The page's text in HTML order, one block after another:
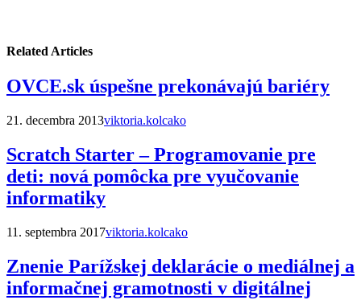
Related Articles
OVCE.sk úspešne prekonávajú bariéry
21. decembra 2013viktoria.kolcako
Scratch Starter – Programovanie pre
deti: nová pomôcka pre vyučovanie
informatiky
11. septembra 2017viktoria.kolcako
Znenie Parížskej deklarácie o mediálnej a
informačnej gramotnosti v digitálnej